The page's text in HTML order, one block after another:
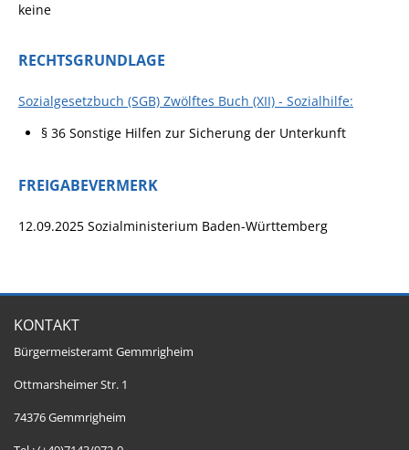
keine
RECHTSGRUNDLAGE
Sozialgesetzbuch (SGB) Zwölftes Buch (XII) - Sozialhilfe:
§ 36 Sonstige Hilfen zur Sicherung der Unterkunft
FREIGABEVERMERK
12.09.2025 Sozialministerium Baden-Württemberg
KONTAKT
Bürgermeisteramt Gemmrigheim
Ottmarsheimer Str. 1
74376 Gemmrigheim